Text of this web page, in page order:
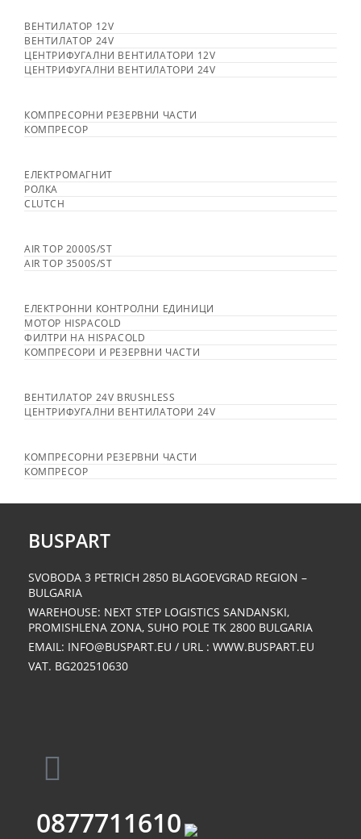
ВЕНТИЛАТОР 12V
ВЕНТИЛАТОР 24V
ЦЕНТРИФУГАЛНИ ВЕНТИЛАТОРИ 12V
ЦЕНТРИФУГАЛНИ ВЕНТИЛАТОРИ 24V
КОМПРЕСОРНИ РЕЗЕРВНИ ЧАСТИ
КОМПРЕСОР
ЕЛЕКТРОМАГНИТ
РОЛКА
CLUTCH
AIR TOP 2000S/ST
AIR TOP 3500S/ST
ЕЛЕКТРОННИ КОНТРОЛНИ ЕДИНИЦИ
МОТОР HISPACOLD
ФИЛТРИ НА HISPACOLD
КОМПРЕСОРИ И РЕЗЕРВНИ ЧАСТИ
ВЕНТИЛАТОР 24V BRUSHLESS
ЦЕНТРИФУГАЛНИ ВЕНТИЛАТОРИ 24V
КОМПРЕСОРНИ РЕЗЕРВНИ ЧАСТИ
КОМПРЕСОР
BUSPART
SVOBODA 3 PETRICH 2850 BLAGOEVGRAD REGION –
BULGARIA
WAREHOUSE: NEXT STEP LOGISTICS SANDANSKI,
PROMISHLENA ZONA, SUHO POLE ΤΚ 2800 BULGARIA
EMAIL: INFO@BUSPART.EU / URL : WWW.BUSPART.EU
VAT. BG202510630
0877711610